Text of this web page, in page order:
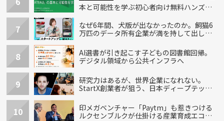
本と可能性を学ぶ初心者向け無料ハンズオ
7
なぜ6年間、犬版が出なかったのか。飼猫6
万匹のデータ所有企業が満を持して出し
8
AI選書が引き起こす子どもの図書館回帰。
デジタル領域から公共インフラへ
9
研究力はあるが、世界企業になれない。
StartX創業者が狙う、日本ディープテック
10
印メガベンチャー「Paytm」も惹きつける
ルクセンブルクが仕掛ける産業育成エコシ